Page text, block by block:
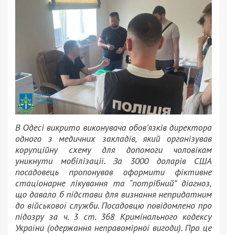
В Одесі викрито виконувача обов’язків директора
одного з медичних закладів, який організував
корупційну схему для допомоги чоловікам
уникнути мобілізації. За 3000 доларів США
посадовець пропонував оформити фіктивне
стаціонарне лікування та “потрібний” діагноз,
що давало б підстави для визнання непридатним
до військової служби. Посадовцю повідомлено про
підозру за ч. 3 ст. 368 Кримінального кодексу
України (одержання неправомірної вигоди). Про це